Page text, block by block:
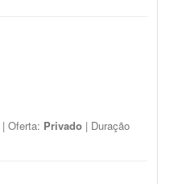
| Oferta: Privado | Duração